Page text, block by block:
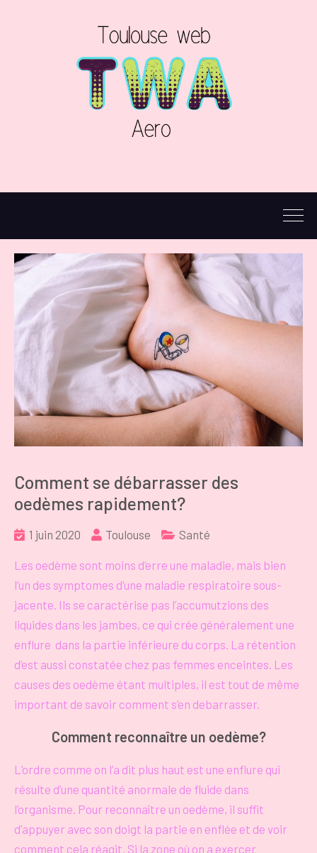
Comment se débarrasser des
oedèmes rapidement?
1 juin 2020 Toulouse Santé
Les oedème sont moins d’erre une maladie, mais bien
l’un des symptomes d’une maladie respiratoire sous-
jacente. Ils se caractérise pas l’accumutzions des
liquides dans les jambes, ce qui crée généralement une
enflure dans la partie inférieure du corps. La rétention
d’est aussi constatée chez pas femmes enceintes. Les
causes des oedème étant multiples, il est tout de même
important de savoir comment s’en debarrasser.
Comment reconnaître un oedème?
L’ordre comme on l’a dit plus haut est une enflure qui
résulte d’une quantité anormale de fluide dans
l’organisme. Pour reconnaître un oedème, il suffit
d’appuyer avec son doigt la partie en enflée et de voir
comment cela réagit. Si la zone où on a exercer